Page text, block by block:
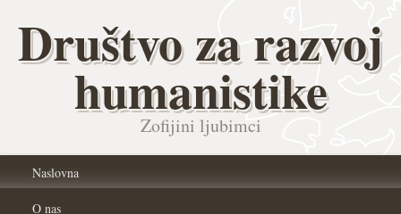
Društvo za razvoj
humanistike
Zofijini ljubimci
Naslovna
O nas